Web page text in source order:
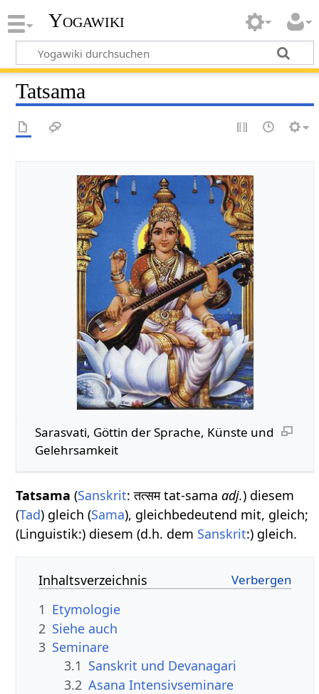
Yogawiki
Tatsama
Sarasvati, Göttin der Sprache, Künste und
Gelehrsamkeit
Tatsama (Sanskrit: तत्सम tat-samaadj.) diesem
(Tad) gleich (Sama), gleichbedeutend mit, gleich;
(Linguistik:) diesem (d.h. dem Sanskrit:) gleich.
Inhaltsverzeichnis
1 Etymologie
2 Siehe auch
3 Seminare
3.1 Sanskrit und Devanagari
3.2 Asana Intensivseminare